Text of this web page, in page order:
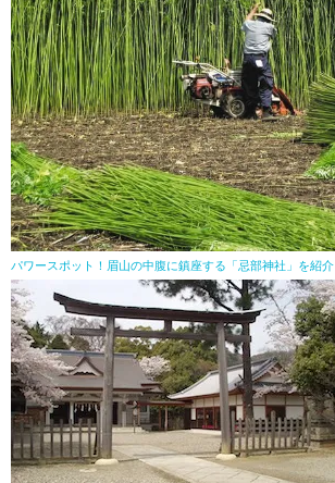
パワースポット！眉山の中腹に鎮座する「忌部神社」を紹介